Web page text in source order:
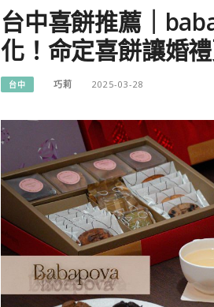
台中喜餅推薦｜
化！命定喜餅讓婚
台中 巧莉 2025-03-28